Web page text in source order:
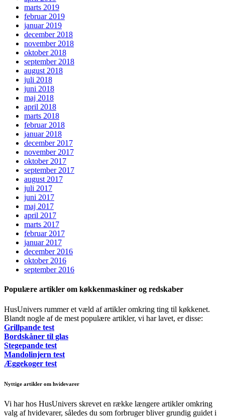
marts 2019
februar 2019
januar 2019
december 2018
november 2018
oktober 2018
september 2018
august 2018
juli 2018
juni 2018
maj 2018
april 2018
marts 2018
februar 2018
januar 2018
december 2017
november 2017
oktober 2017
september 2017
august 2017
juli 2017
juni 2017
maj 2017
april 2017
marts 2017
februar 2017
januar 2017
december 2016
oktober 2016
september 2016
Populære artikler om køkkenmaskiner og redskaber
HusUnivers rummer et væld af artikler omkring ting til køkkenet.
Blandt nogle af de mest populære artikler, vi har lavet, er disse:
Grillpande test
Bordskåner til glas
Stegepande test
Mandolinjern test
Æggekoger test
Nyttige artikler om hvidevarer
Vi har hos HusUnivers skrevet en række længere artikler omkring
valg af hvidevarer, således du som forbruger bliver grundig guidet i